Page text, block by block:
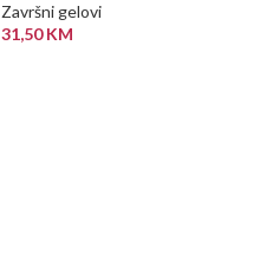
Završni gelovi
31,50KM